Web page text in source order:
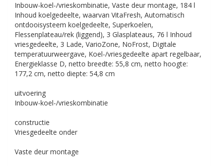
Inbouw-koel-/vrieskombinatie, Vaste deur montage, 184 l
Inhoud koelgedeelte, waarvan VitaFresh, Automatisch
ontdooisysteem koelgedeelte, Superkoelen,
Flessenplateau/rek (liggend), 3 Glasplateaus, 76 l Inhoud
vriesgedeelte, 3 Lade, VarioZone, NoFrost, Digitale
temperatuurweergave, Koel-/vriesgedeelte apart regelbaar,
Energieklasse D, netto breedte: 55,8 cm, netto hoogte:
177,2 cm, netto diepte: 54,8 cm
uitvoering
Inbouw-koel-/vrieskombinatie
constructie
Vriesgedeelte onder
Vaste deur montage